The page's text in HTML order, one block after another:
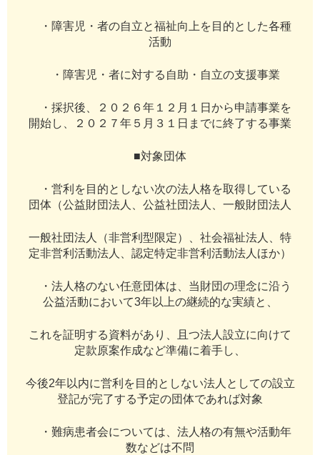
・障害児・者の自立と福祉向上を目的とした各種
活動
・障害児・者に対する自助・自立の支援事業
・採択後、２０２６年１２月１日から申請事業を
開始し、２０２７年５月３１日までに終了する事業
■対象団体
・営利を目的としない次の法人格を取得している
団体（公益財団法人、公益社団法人、一般財団法人
一般社団法人（非営利型限定）、社会福祉法人、特
定非営利活動法人、認定特定非営利活動法人ほか）
・法人格のない任意団体は、当財団の理念に沿う
公益活動において3年以上の継続的な実績と、
これを証明する資料があり、且つ法人設立に向けて
定款原案作成など準備に着手し、
今後2年以内に営利を目的としない法人としての設立
登記が完了する予定の団体であれば対象
・難病患者会については、法人格の有無や活動年
数などは不問